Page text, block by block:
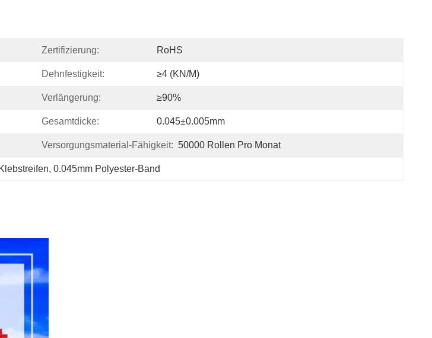
Zertifizierung: RoHS
Dehnfestigkeit: ≥4 (KN/M)
Verlängerung: ≥90%
Gesamtdicke: 0.045±0.005mm
Versorgungsmaterial-Fähigkeit: 50000 Rollen Pro Monat
, 0.045mm Polyester-Band